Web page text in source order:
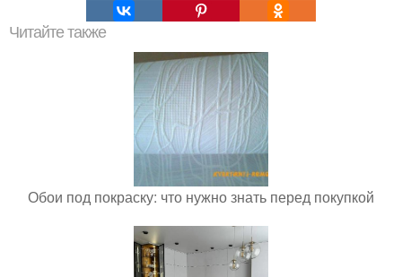
Читайте также
Обои под покраску: что нужно знать перед покупкой